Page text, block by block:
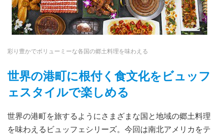
彩り豊かでボリューミーな各国の郷土料理を味わえる
世界の港町に根付く食文化をビュッフ
ェスタイルで楽しめる
世界の港町を旅するようにさまざまな国と地域の郷土料理
を味わえるビュッフェシリーズ。今回は南北アメリカをテ